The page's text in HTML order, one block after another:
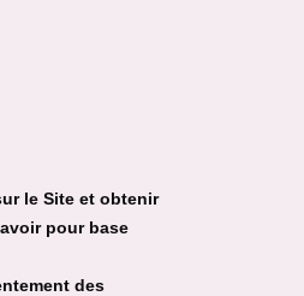
le Site et obtenir
pour base
des